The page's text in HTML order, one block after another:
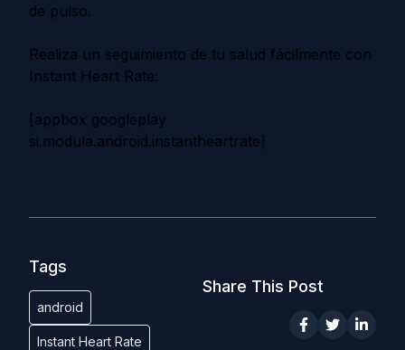
de pulso.
Realiza un seguimiento de tu salud fácilmente con
Instant Heart Rate:
[appbox googleplay
si.modula.android.instantheartrate]
Tags
android
Instant Heart Rate
Share This Post